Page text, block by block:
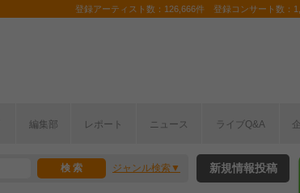
登録アーティスト数：126,666件 登録コンサート数：
編集部 レポート ニュース ライブQ&A
ジャンル検索 新規情報投稿